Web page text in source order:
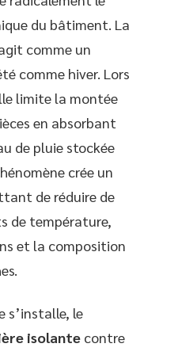
du bâtiment. La
comme un
comme hiver. Lors
limite la montée
en absorbant
de pluie stockée
crée un
de réduire de
de température,
et la composition
s’installe, le
isolante contre